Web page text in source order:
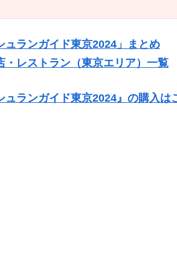
ュランガイド東京2024」まとめ
・レストラン（東京エリア）一覧
ュランガイド東京2024』の購入は